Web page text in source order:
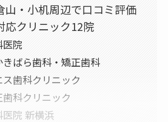
山・小机周辺で口コミ評価
応クリニック12院
医院
ばら歯科・矯正歯科
歯科クリニック
歯科クリニック
院 新横浜